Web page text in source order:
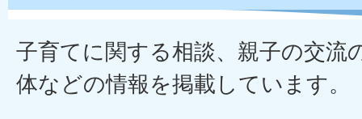
子育てに関する相談、親子の交流
体などの情報を掲載しています。